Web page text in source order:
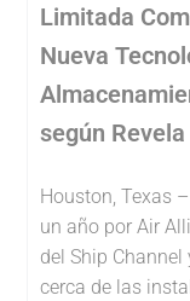
Limitada
Nueva
según
Houston, Texas
un año por Air
del Ship
cerca de las